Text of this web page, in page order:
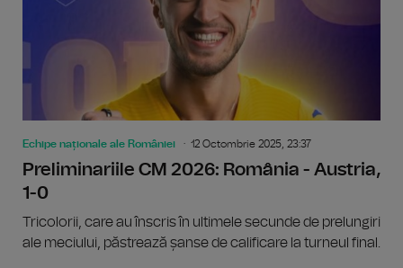
Echipe naționale ale României 12 Octombrie 2025, 23:37
Preliminariile CM 2026: România - Austria,
1-0
Tricolorii, care au înscris în ultimele secunde de prelungiri
ale meciului, păstrează șanse de calificare la turneul final.